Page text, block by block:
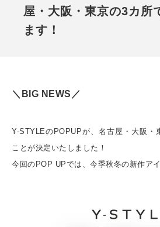
屋・大阪・東京の3カ所
ます！
＼BIG NEWS／
Y-STYLEのPOPUPが、名古屋・大阪・
ことが決定いたしました！
今回のPOP UPでは、今季秋冬の新作ア